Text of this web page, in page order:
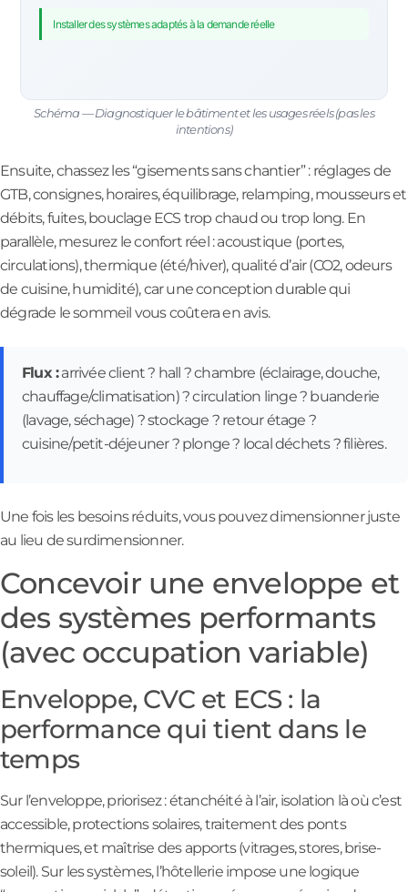
Installer des systèmes adaptés à la demande réelle
Schéma — Diagnostiquer le bâtiment et les usages réels (pas les
intentions)
Ensuite, chassez les “gisements sans chantier” : réglages de
GTB, consignes, horaires, équilibrage, relamping, mousseurs et
débits, fuites, bouclage ECS trop chaud ou trop long. En
parallèle, mesurez le confort réel : acoustique (portes,
circulations), thermique (été/hiver), qualité d’air (CO2, odeurs
de cuisine, humidité), car une conception durable qui
dégrade le sommeil vous coûtera en avis.
Flux :arrivée client ? hall ? chambre (éclairage, douche,
chauffage/climatisation) ? circulation linge ? buanderie
(lavage, séchage) ? stockage ? retour étage ?
cuisine/petit-déjeuner ? plonge ? local déchets ? filières.
Une fois les besoins réduits, vous pouvez dimensionner juste
au lieu de surdimensionner.
Concevoir une enveloppe et
des systèmes performants
(avec occupation variable)
Enveloppe, CVC et ECS : la
performance qui tient dans le
temps
Sur l’enveloppe, priorisez : étanchéité à l’air, isolation là où c’est
accessible, protections solaires, traitement des ponts
thermiques, et maîtrise des apports (vitrages, stores, brise-
soleil). Sur les systèmes, l’hôtellerie impose une logique